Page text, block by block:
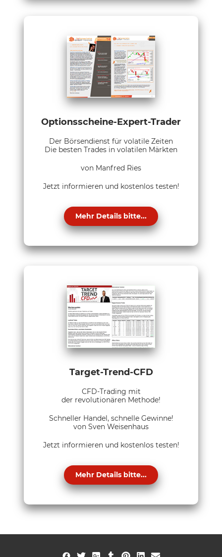
Optionsscheine-Expert-Trader
Der Börsendienst für volatile Zeiten
Die besten Trades in volatilen Märkten
von Manfred Ries
Jetzt informieren und kostenlos testen!
Mehr Details bitte...
Target-Trend-CFD
CFD-Trading mit
der revolutionären Methode!
Schneller Handel, schnelle Gewinne!
von Sven Weisenhaus
Jetzt informieren und kostenlos testen!
Mehr Details bitte...